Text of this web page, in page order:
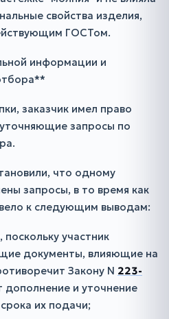
свойства изделия,
ГОСТом.
информации и
заказчик имел право
запросы по
что одному
запросы, в то время как
к следующим выводам:
поскольку участник
документы, влияющие на
Закону N 223-
и уточнение
их подачи;